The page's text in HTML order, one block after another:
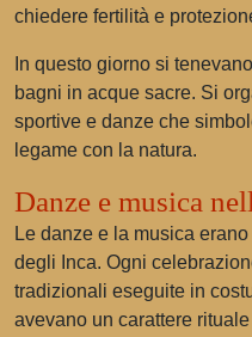
chiedere fertilità e
In questo giorno si
bagni in acque sacre. Si
sportive e danze che
legame con la natura.
Danze e musica
Le danze e la musica
degli Inca. Ogni
tradizionali eseguite in
avevano un carattere